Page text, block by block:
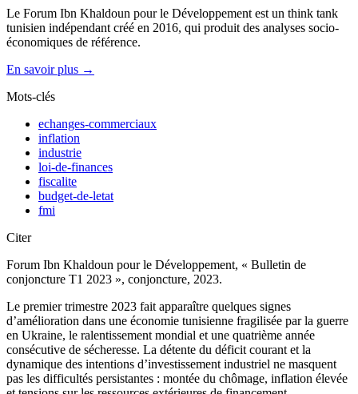
Le Forum Ibn Khaldoun pour le Développement est un think tank
tunisien indépendant créé en 2016, qui produit des analyses socio-
économiques de référence.
En savoir plus →
Mots-clés
echanges-commerciaux
inflation
industrie
loi-de-finances
fiscalite
budget-de-letat
fmi
Citer
Forum Ibn Khaldoun pour le Développement, « Bulletin de
conjoncture T1 2023 », conjoncture, 2023.
Le premier trimestre 2023 fait apparaître quelques signes
d’amélioration dans une économie tunisienne fragilisée par la guerre
en Ukraine, le ralentissement mondial et une quatrième année
consécutive de sécheresse. La détente du déficit courant et la
dynamique des intentions d’investissement industriel ne masquent
pas les difficultés persistantes : montée du chômage, inflation élevée